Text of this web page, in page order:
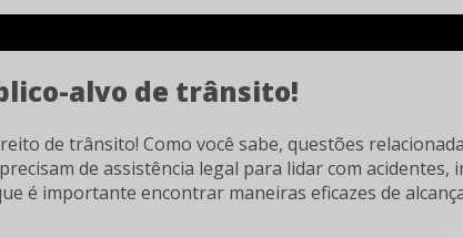
alvo de trânsito!
de trânsito! Como você sabe, questões
de assistência legal para lidar com
é importante encontrar maneiras eficazes de